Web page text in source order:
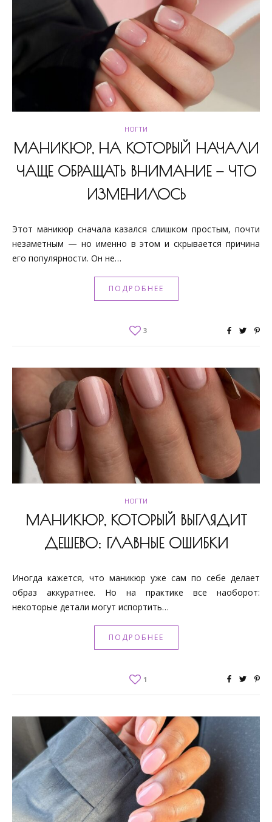
НОГТИ
МАНИКЮР, НА КОТОРЫЙ НАЧАЛИ
ЧАЩЕ ОБРАЩАТЬ ВНИМАНИЕ — ЧТО
ИЗМЕНИЛОСЬ
Этот маникюр сначала казался слишком простым, почти
незаметным — но именно в этом и скрывается причина
его популярности. Он не…
ПОДРОБНЕЕ
3
НОГТИ
МАНИКЮР, КОТОРЫЙ ВЫГЛЯДИТ
ДЕШЕВО: ГЛАВНЫЕ ОШИБКИ
Иногда кажется, что маникюр уже сам по себе делает
образ аккуратнее. Но на практике все наоборот:
некоторые детали могут испортить…
ПОДРОБНЕЕ
1